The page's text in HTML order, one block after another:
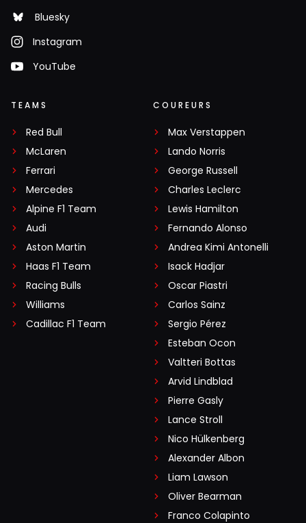
Bluesky
Instagram
YouTube
TEAMS
Red Bull
McLaren
Ferrari
Mercedes
Alpine F1 Team
Audi
Aston Martin
Haas F1 Team
Racing Bulls
Williams
Cadillac F1 Team
COUREURS
Max Verstappen
Lando Norris
George Russell
Charles Leclerc
Lewis Hamilton
Fernando Alonso
Andrea Kimi Antonelli
Isack Hadjar
Oscar Piastri
Carlos Sainz
Sergio Pérez
Esteban Ocon
Valtteri Bottas
Arvid Lindblad
Pierre Gasly
Lance Stroll
Nico Hülkenberg
Alexander Albon
Liam Lawson
Oliver Bearman
Franco Colapinto